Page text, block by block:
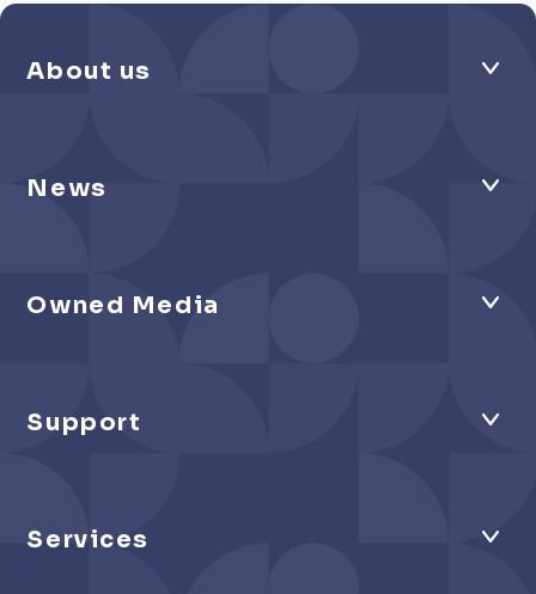
About us
News
Owned Media
Support
Services